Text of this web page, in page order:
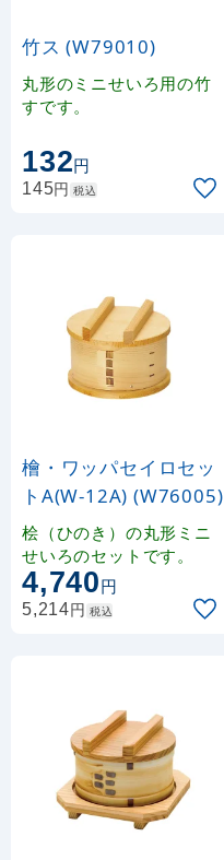
竹ス (W79010)
丸形のミニせいろ用の竹
すです。
132円
145円 税込
檜・ワッパセイロセッ
トA(W-12A) (W76005)
桧（ひのき）の丸形ミニ
せいろのセットです。
4,740円
5,214円 税込